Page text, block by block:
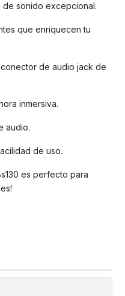
de sonido excepcional.
que enriquecen tu
de audio jack de
inmersiva.
audio.
de uso.
es perfecto para